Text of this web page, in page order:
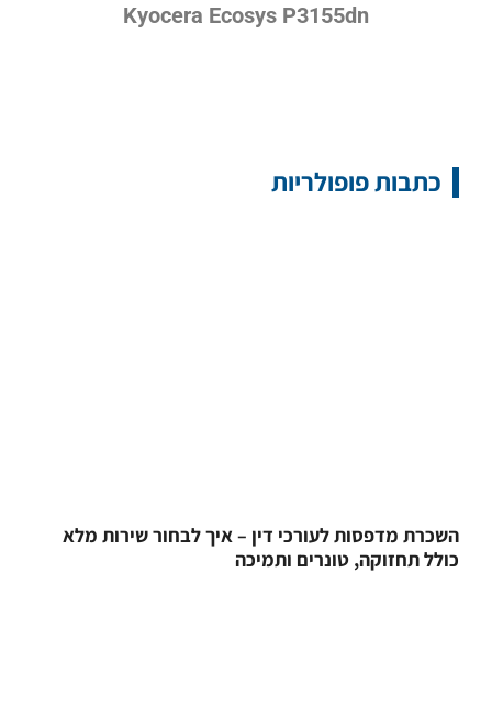
Kyocera Ecosys P3155dn
כתבות פופולריות
השכרת מדפסות לעורכי דין – איך לבחור שירות מלא
כולל תחזוקה, טונרים ותמיכה